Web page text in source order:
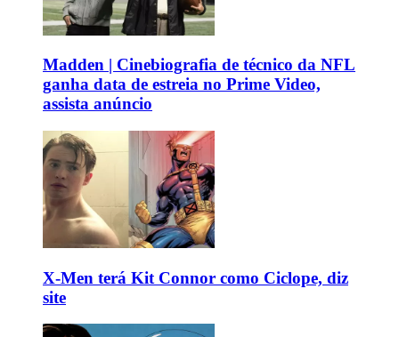
Madden | Cinebiografia de técnico da NFL
ganha data de estreia no Prime Video,
assista anúncio
X-Men terá Kit Connor como Ciclope, diz
site